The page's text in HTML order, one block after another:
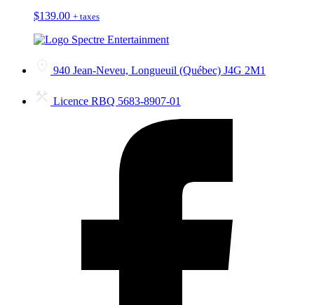
$139.00 + taxes
940 Jean-Neveu, Longueuil (Québec) J4G 2M1
Licence RBQ 5683-8907-01